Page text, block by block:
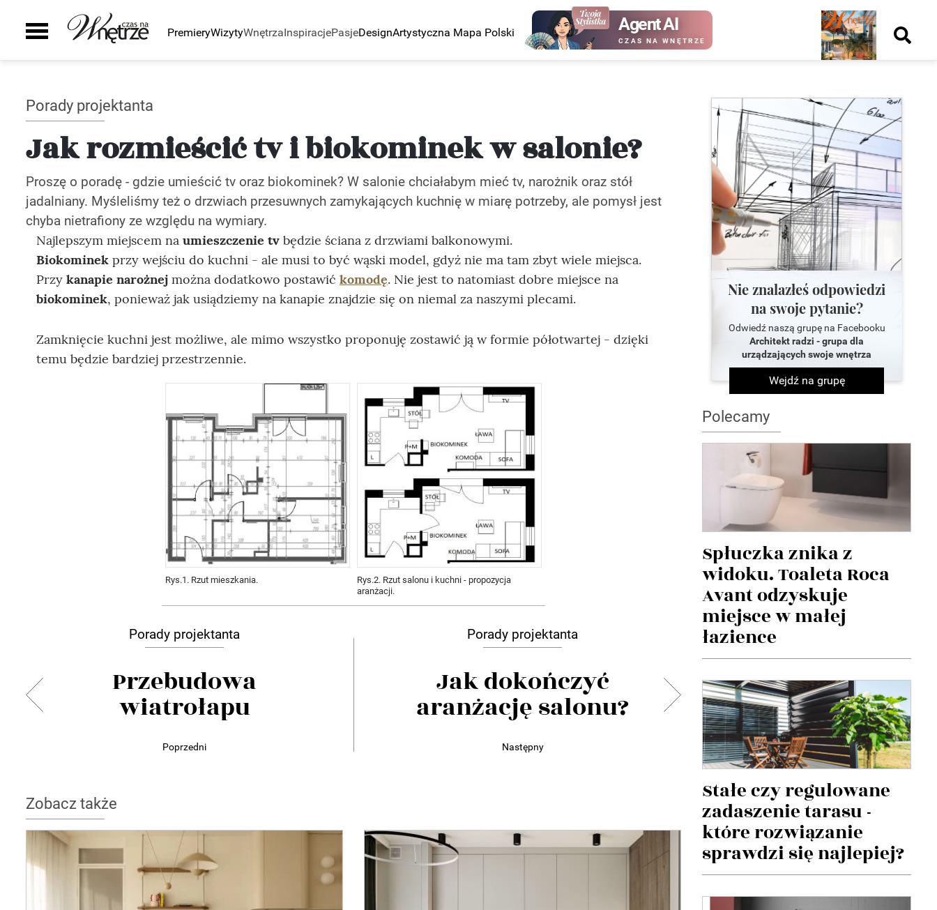
PremieryWizytyWnętrza
Łazienka
Sypialnia
Gabinet
Biuro
Taras i ogród
Zaplecze domu
Kominki
Oświetlenie
Smart home
Szafy
AGD
Zlewy i baterie
Wanny i natryski
Ceramika Łazienkowa
DIY
InspiracjePasje
Auto
Smaki życia
DesignArtystyczna Mapa Polski Agent AI
CZAS NA WNĘTRZE
Nowy
numer
kup ten
numer
Wydanie papierowe
kup ten
Wydanie cyfrowe
Porady projektanta
Jak rozmieścić tv i biokominek w salonie?
Proszę o poradę - gdzie umieścić tv oraz biokominek? W salonie chciałabym mieć tv, narożnik oraz stół
jadalniany. Myśleliśmy też o drzwiach przesuwnych zamykających kuchnię w miarę potrzeby, ale pomysł jest
chyba nietrafiony ze względu na wymiary.
Najlepszym miejscem na umieszczenie tv będzie ściana z drzwiami balkonowymi.
Biokominek przy wejściu do kuchni - ale musi to być wąski model, gdyż nie ma tam zbyt wiele miejsca.
Przy kanapie narożnej można dodatkowo postawić komodę. Nie jest to natomiast dobre miejsce na
biokominek, ponieważ jak usiądziemy na kanapie znajdzie się on niemal za naszymi plecami.
Zamknięcie kuchni jest możliwe, ale mimo wszystko proponuję zostawić ją w formie półotwartej - dzięki
temu będzie bardziej przestrzennie.
Rys.1. Rzut mieszkania.
Rys.2. Rzut salonu i kuchni - propozycja
aranżacji.
Porady projektanta
Przebudowa
wiatrołapu
Poprzedni
Porady projektanta
Jak dokończyć
aranżację salonu?
Następny
Zobacz także
Nie znalazłeś odpowiedzi
na swoje pytanie?
Odwiedź naszą grupę na Facebooku
Architekt radzi - grupa dla
urządzających swoje wnętrza
Wejdź na grupę
Polecamy
Spłuczka znika z
widoku. Toaleta Roca
Avant odzyskuje
miejsce w małej
łazience
Stałe czy regulowane
zadaszenie tarasu -
które rozwiązanie
sprawdzi się najlepiej?